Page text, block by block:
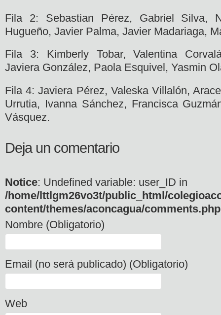
Fila 2: Sebastian Pérez, Gabriel Silva,
Hugueño, Javier Palma, Javier Madariaga,
Fila 3: Kimberly Tobar, Valentina
Javiera González, Paola Esquivel, Yasmin
Fila 4: Javiera Pérez, Valeska Villalón,
Urrutia, Ivanna Sánchez, Francisca
Vásquez.
Deja un comentario
Notice: Undefined variable: user_ID in
/home/lttlgm26vo3t/public_html/
content/themes/aconcagua/comments.php
Nombre (Obligatorio)
Email (no será publicado) (Obligatorio)
Web